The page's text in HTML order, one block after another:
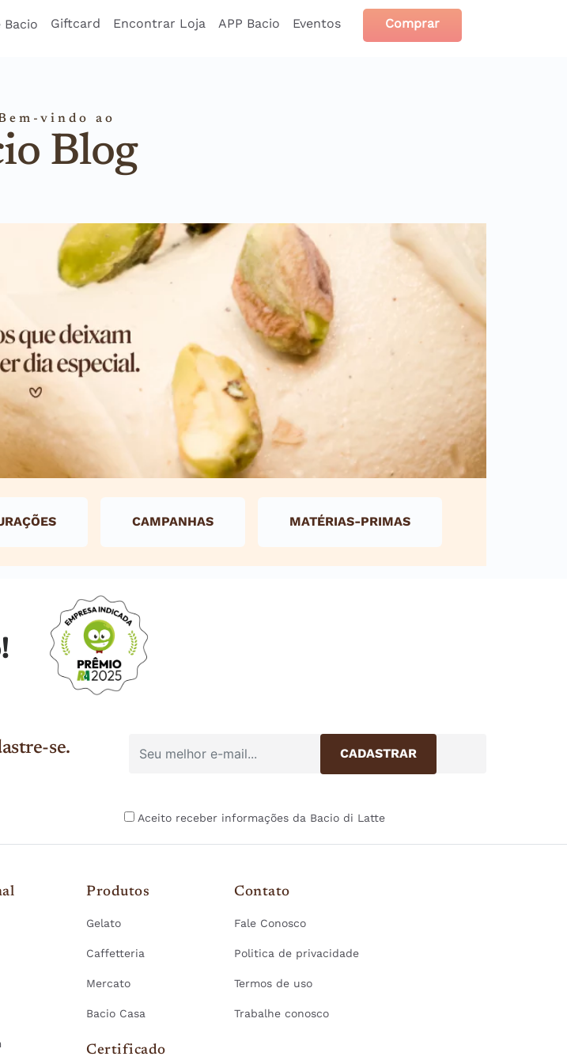
Bacio Giftcard Encontrar Loja APP Bacio Eventos Comprar
vindo ao
Blog
CAMPANHAS MATÉRIAS-PRIMAS
se.
Aceito receber informações da Bacio di Latte
Produtos
Gelato
Caffetteria
Mercato
Bacio Casa
Certificado
Contato
Fale Conosco
Politica de privacidade
Termos de uso
Trabalhe conosco